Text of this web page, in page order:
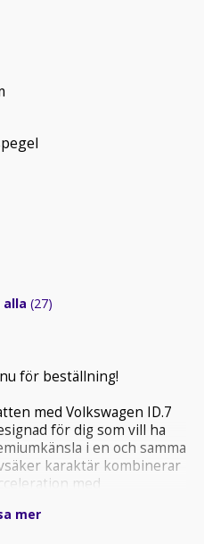
(27)
för beställning!
med Volkswagen ID.7
för dig som vill ha
i en och samma
karaktär kombinerar
med
mer